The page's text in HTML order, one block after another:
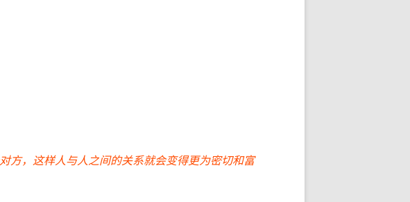
方，这样人与人之间的关系就会变得更为密切和富